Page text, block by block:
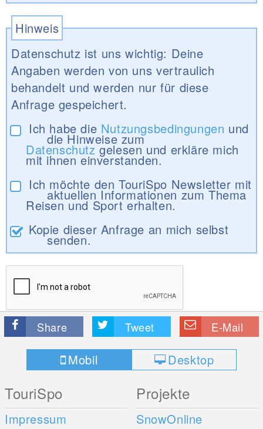
Hinweis
Datenschutz ist uns wichtig: Deine
Angaben werden von uns vertraulich
behandelt und werden nur für diese
Anfrage gespeichert.
Ich habe die Nutzungsbedingungen und
die Hinweise zum
Datenschutzgelesen und erkläre mich
mit ihnen einverstanden.
Ich möchte den TouriSpo Newsletter mit
aktuellen Informationen zum Thema
Reisen und Sport erhalten.
Kopie dieser Anfrage an mich selbst
senden.
Share Tweet E-Mail
Mobil Desktop
TouriSpo
Impressum
Projekte
SnowOnline